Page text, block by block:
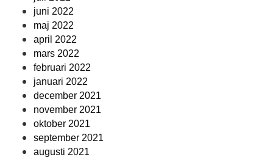
juni 2022
maj 2022
april 2022
mars 2022
februari 2022
januari 2022
december 2021
november 2021
oktober 2021
september 2021
augusti 2021